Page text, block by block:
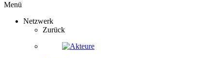
Menü
Netzwerk
Zurück